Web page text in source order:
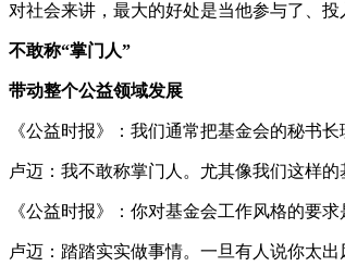
对社会来讲，最大的好处是当他参与了、
不敢称“掌门人”
带动整个公益领域发展
《公益时报》：我们通常把基金会的秘书
卢迈：我不敢称掌门人。尤其像我们这样
《公益时报》：你对基金会工作风格的要求
卢迈：踏踏实实做事情。一旦有人说你太